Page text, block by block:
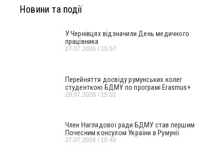
Новини та події
У Чернівцях відзначили День медичного
працівника
27.07.2026 15:57
Перейняття досвіду румунських колег
студенткою БДМУ по програмі Erasmus+
29.07.2026 15:02
Член Наглядової ради БДМУ став першим
Почесним консулом України в Румунії
27.07.2026 10:40